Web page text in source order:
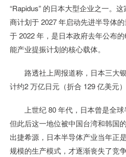
“Rapidus” 的日本大型企业之一。
商计划于 2027 年启动先进半导体
于 2022 年，是日本政府去年公布
能产业提振计划的核心载体。
路透社上周报道称，日本三大银
计约2 万亿日元（折合 129 亿美元）
上世纪 80 年代，日本曾是全球
但此后这一地位被中国台湾和韩国
出捷希源，日本半导体产业当年正
规模的生产模式，才逐渐丧失了竞